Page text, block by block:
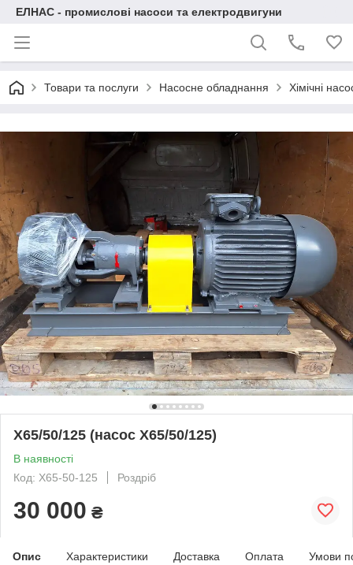
ЕЛНАС - промислові насоси та електродвигуни
Товари та послуги Насосне обладнання Хімічні
Х65/50/125 (насос Х65/50/125)
В наявності
Код: Х65-50-125
Роздріб
30 000 ₴
Опис Характеристики Доставка Оплата Умови